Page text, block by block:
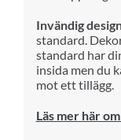
Invändig
standard.
standard har
insida men du
mot ett tillägg.
Läs mer här